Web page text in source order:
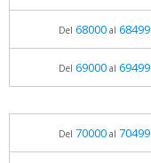
Del 68000al 68499
Del 69000al 69499
Del 70000al 70499